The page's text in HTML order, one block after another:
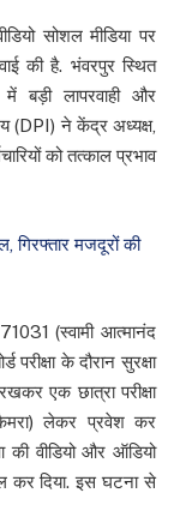
सोशल मीडिया पर
की है. भंवरपुर स्थित
बड़ी लापरवाही और
(DPI) ने केंद्र अध्यक्ष,
को तत्काल प्रभाव
गिरफ्तार मजदूरों की
(स्वामी आत्मानंद
परीक्षा के दौरान सुरक्षा
एक छात्रा परीक्षा
लेकर प्रवेश कर
वीडियो और ऑडियो
कर दिया. इस घटना से